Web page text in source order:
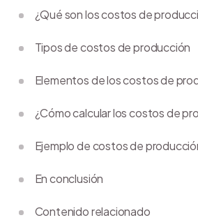
¿Qué son los costos de
Tipos de costos de producción
Elementos de los costos de
¿Cómo calcular los costos de
Ejemplo de costos de
En conclusión
Contenido relacionado